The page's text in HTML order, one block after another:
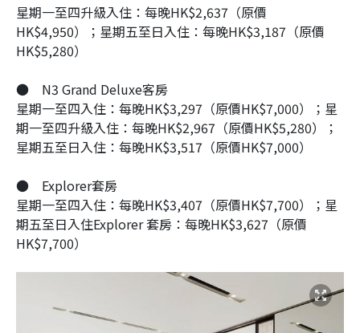
星期一至四升級入住：每晚HK$2,637（原價
HK$4,950）；星期五至日入住：每晚HK$3,187（原價
HK$5,280）
●
N3 Grand Deluxe客房
星期一至四入住：每晚HK$3,297（原價HK$7,000）；星
期一至四升級入住：每晚HK$2,967（原價HK$5,280）；
星期五至日入住：每晚HK$3,517（原價HK$7,000）
●
Explorer套房
星期一至四入住：每晚HK$3,407（原價HK$7,700）；星
期五至日入住Explorer 套房：每晚HK$3,627（原價
HK$7,700）